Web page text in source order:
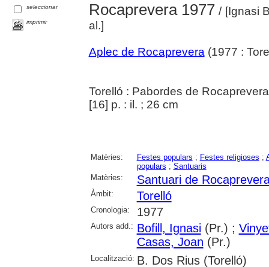
seleccionar
imprimir
Rocaprevera 1977 / [Ignasi
al.]
Aplec de Rocaprevera(1977 :
Torelló : Pabordes de
[16] p. : il. ; 26 cm
Matèries: Festes populars ; Festes religioses ;
populars ; Santuaris
Matèries:
Santuari de
Àmbit: Torelló
Cronologia: 1977
Autors add.: Bofill, Ignasi(Pr.) ;
Casas, Joan (Pr.)
Localització: B. Dos Rius (Torelló)